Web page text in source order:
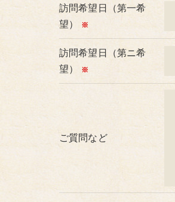
訪問希望日（第一希
望）
※
訪問希望日（第ニ希
望）
※
ご質問など